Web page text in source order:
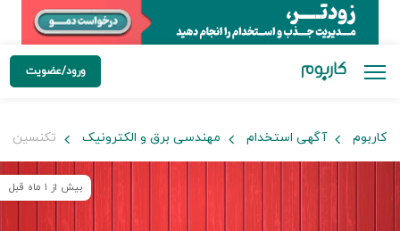
ورود/عضویت
کاربوم آگهی استخدام مهندسی برق و الکترونیک تکنسین
بیش از ۱ ماه قبل